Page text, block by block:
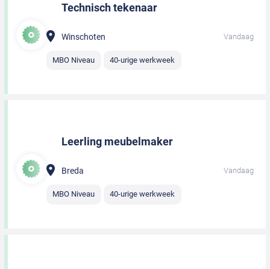
Technisch tekenaar
Winschoten Vandaag
MBO Niveau 40-urige werkweek
Leerling meubelmaker
Breda Vandaag
MBO Niveau 40-urige werkweek